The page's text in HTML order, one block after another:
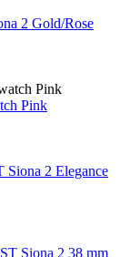
2 Gold/Rose
Pink
Siona 2 Elegance
Siona 2 38 mm